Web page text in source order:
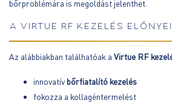
bőrproblémára is megoldást jelenthet.
A VIRTUE RF KEZELÉS ELŐNYEI
Az alábbiakban találhatóak a Virtue RF
innovatív bőrfiatalító kezelés
fokozza a kollagéntermelést